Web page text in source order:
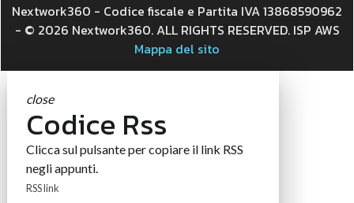
Nextwork360 - Codice fiscale e Partita IVA 13868590962
- © 2026 Nextwork360. ALL RIGHTS RESERVED. ISP AWS
Mappa del sito
close
Codice Rss
Clicca sul pulsante per copiare il link RSS
negli appunti.
RSS link